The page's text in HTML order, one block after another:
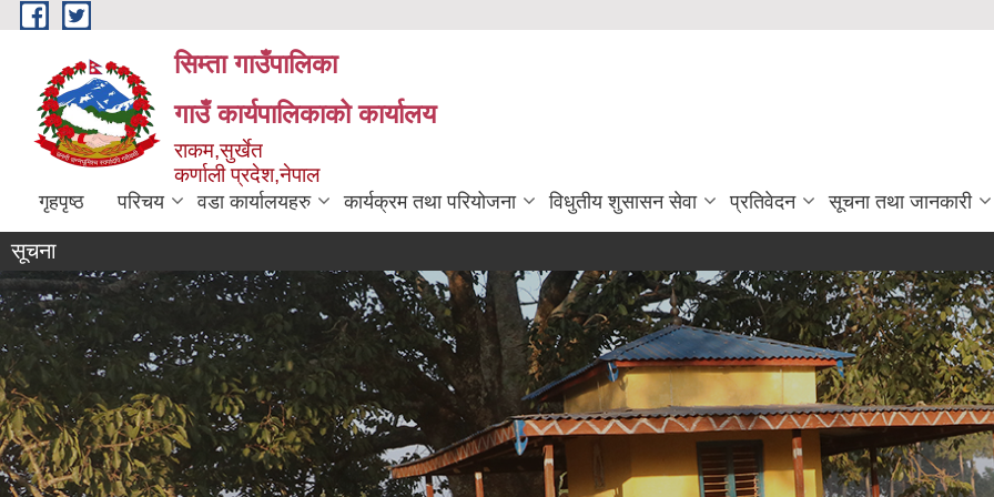
Skip to main content
सिम्ता गाउँपालिका
गाउँ कार्यपालिकाको कार्यालय
राकम,सुर्खेत
कर्णाली प्रदेश,नेपाल
गृहपृष्ठ परिचय वडा कार्यालयहरु कार्यक्रम तथा परियोजना विधुतीय शुसासन सेवा प्रतिवेदन सूचना तथा जानकारी
सूचना